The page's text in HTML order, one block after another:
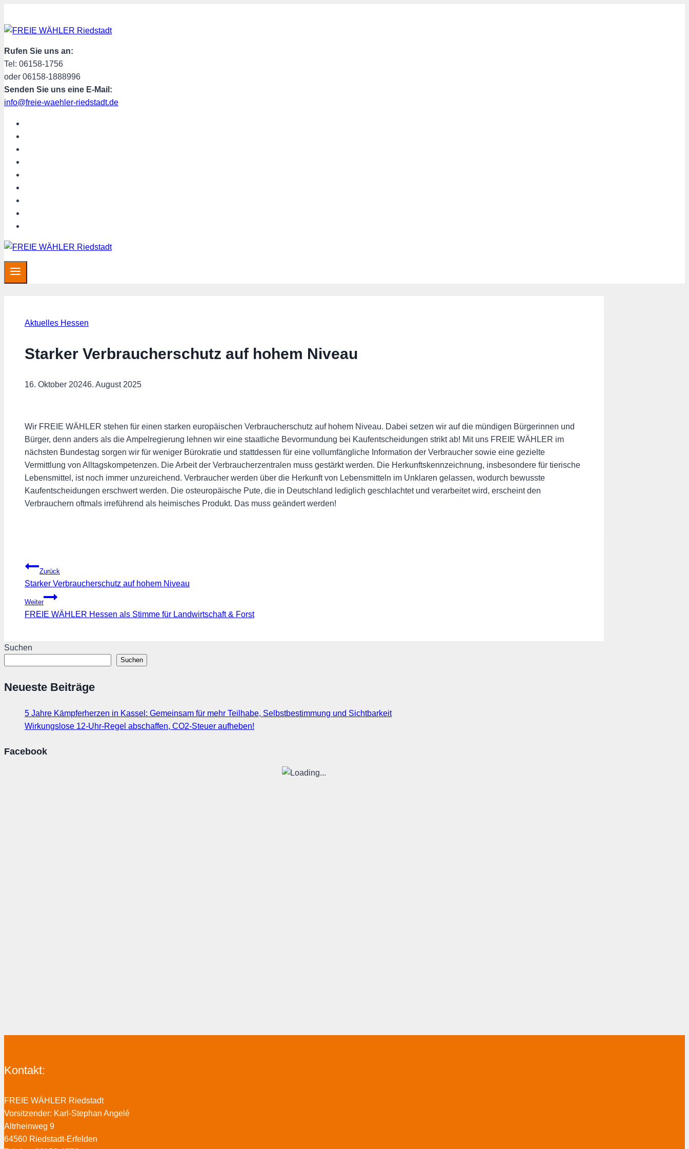
Inhalt
springen
Rufen Sie uns an:
Tel: 06158-1756
oder 06158-1888996
Senden Sie uns eine E-Mail:
info@freie-waehler-riedstadt.de
Aktuelles Hessen
Starker Verbraucherschutz auf hohem Niveau
16. Oktober 20246. August 2025
Wir FREIE WÄHLER stehen für einen starken europäischen Verbraucherschutz auf hohem Niveau. Dabei setzen wir auf die mündigen Bürgerinnen und
Bürger, denn anders als die Ampelregierung lehnen wir eine staatliche Bevormundung bei Kaufentscheidungen strikt ab! Mit uns FREIE WÄHLER im
nächsten Bundestag sorgen wir für weniger Bürokratie und stattdessen für eine vollumfängliche Information der Verbraucher sowie eine gezielte
Vermittlung von Alltagskompetenzen. Die Arbeit der Verbraucherzentralen muss gestärkt werden. Die Herkunftskennzeichnung, insbesondere für tierische
Lebensmittel, ist noch immer unzureichend. Verbraucher werden über die Herkunft von Lebensmitteln im Unklaren gelassen, wodurch bewusste
Kaufentscheidungen erschwert werden. Die osteuropäische Pute, die in Deutschland lediglich geschlachtet und verarbeitet wird, erscheint den
Verbrauchern oftmals irreführend als heimisches Produkt. Das muss geändert werden!
Beitragsnavigation
Zurück
Starker Verbraucherschutz auf hohem Niveau
Weiter
FREIE WÄHLER Hessen als Stimme für Landwirtschaft & Forst
Suchen
Suchen
Neueste Beiträge
5 Jahre Kämpferherzen in Kassel: Gemeinsam für mehr Teilhabe, Selbstbestimmung und Sichtbarkeit
Wirkungslose 12-Uhr-Regel abschaffen, CO2-Steuer aufheben!
Facebook
Kontakt:
FREIE WÄHLER Riedstadt
Vorsitzender: Karl-Stephan Angelé
Altrheinweg 9
64560 Riedstadt-Erfelden